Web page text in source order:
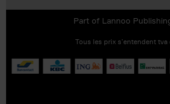
Part of Lannoo
Tous les prix s’entendent tva